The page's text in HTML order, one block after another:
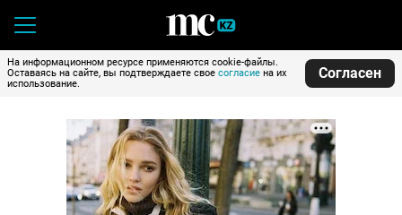
На информационном ресурсе применяются cookie-файлы.
Оставаясь на сайте, вы подтверждаете свое согласие на их
использование.
Согласен